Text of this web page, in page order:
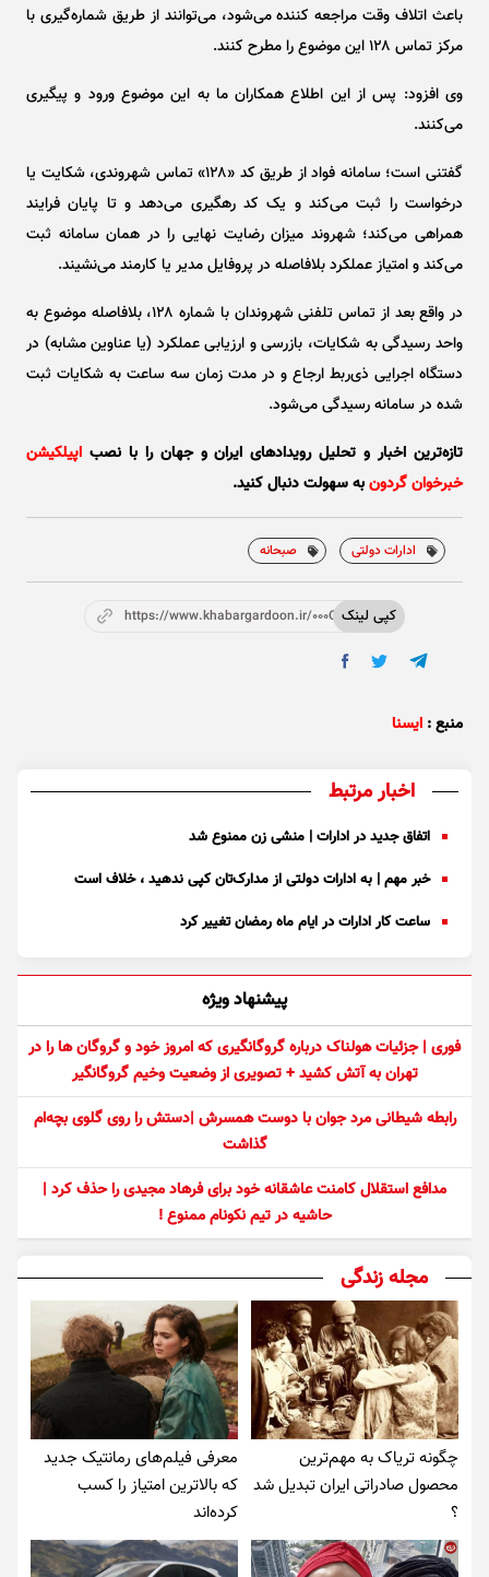
باعث اتلاف وقت مراجعه کننده می‌شود، می‌توانند از طریق شماره‌گیری با
مرکز تماس ۱۲۸ این موضوع را مطرح کنند.
وی افزود: پس از این اطلاع همکاران ما به این موضوع ورود و پیگیری
می‌کنند.
گفتنی است؛ سامانه فواد از طریق کد «۱۲۸» تماس شهروندی، شکایت یا
درخواست را ثبت می‌کند و یک کد رهگیری می‌دهد و تا پایان فرایند
همراهی می‌کند؛ شهروند میزان رضایت نهایی را در همان سامانه ثبت
می‌کند و امتیاز عملکرد بلافاصله در پروفایل مدیر یا کارمند می‌نشیند.
در واقع بعد از تماس تلفنی شهروندان با شماره ۱۲۸، بلافاصله موضوع به
واحد رسیدگی به شکایات، بازرسی و ارزیابی عملکرد (یا عناوین مشابه) در
دستگاه اجرایی ذی‌ربط ارجاع و در مدت زمان سه ساعت به شکایات ثبت
شده در سامانه رسیدگی می‌شود.
تازه‌ترین اخبار و تحلیل‌ رویدادهای ایران و جهان را با نصب اپیلکیشن
خبرخوان گردونبه سهولت دنبال کنید.
ادارات دولتی صبحانه
کپی لینکhttps://www.khabargardoon.ir/000OZ3
منبع : ایسنا
اخبار مرتبط
اتفاق جدید در ادارات | منشی زن ممنوع شد
خبر مهم | به ادارات دولتی از مدارک‌تان کپی ندهید ، خلاف است
ساعت کار ادارات در ایام ماه رمضان تغییر کرد
پیشنهاد ویژه
فوری | جزئیات هولناک درباره گروگانگیری که امروز خود و گروگان ها را در
تهران به آتش کشید + تصویری از وضعیت وخیم گروگانگیر
رابطه شیطانی مرد جوان با دوست همسرش |دستش را روی گلوی بچه‌ام
گذاشت
مدافع استقلال کامنت عاشقانه خود برای فرهاد مجیدی را حذف کرد |
حاشیه در تیم نکونام ممنوع !
مجله زندگی
چگونه تریاک به مهم‌ترین
محصول صادراتی ایران تبدیل شد
؟
معرفی فیلم‌های رمانتیک جدید
که بالاترین امتیاز را کسب
کرده‌اند